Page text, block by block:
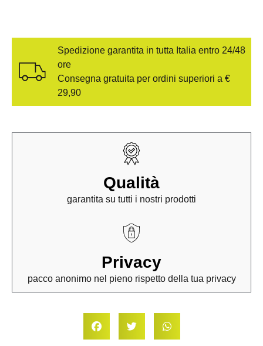
Spedizione garantita in tutta Italia entro 24/48
ore
Consegna gratuita per ordini superiori a €
29,90
Qualità
garantita su tutti i nostri prodotti
Privacy
pacco anonimo nel pieno rispetto della tua privacy